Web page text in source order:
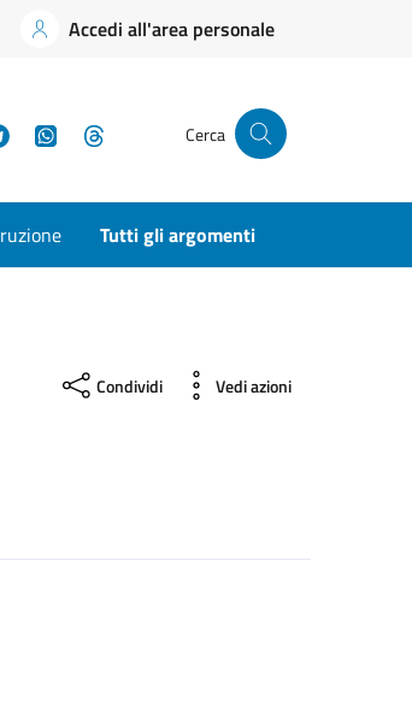
Accedi all'area personale
TelegramWhatsApp Cerca
Tutti gli argomenti
Condividi Vedi azioni